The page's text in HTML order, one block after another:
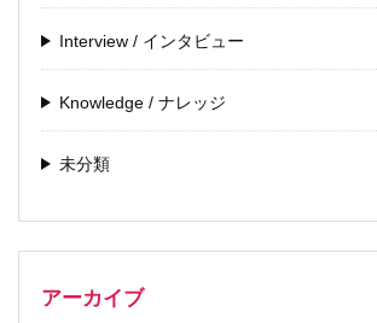
Interview / インタビュー
Knowledge / ナレッジ
未分類
アーカイブ